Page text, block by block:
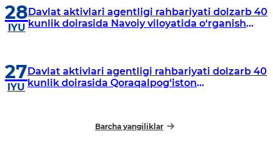
28
IYU
Davlat aktivlari agentligi rahbariyati dolzarb 40
kunlik doirasida Navoiy viloyatida o‘rganish
27
IYU
Davlat aktivlari agentligi rahbariyati dolzarb 40
kunlik doirasida Qoraqalpog‘iston
Barcha yangiliklar